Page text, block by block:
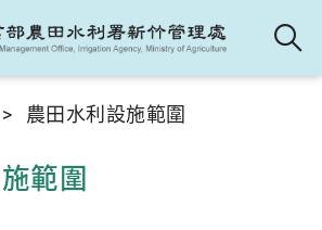
農田水利設施範圍
範圍